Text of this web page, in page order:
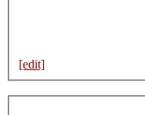
[edit]